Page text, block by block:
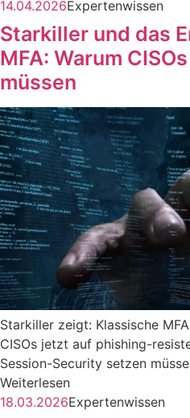
14.04.2026Expertenwissen
Starkiller und das
MFA: Warum
müssen
Starkiller zeigt: Klassische
CISOs jetzt auf phishing-
Session-Security setzen
Weiterlesen
18.03.2026Expertenwissen